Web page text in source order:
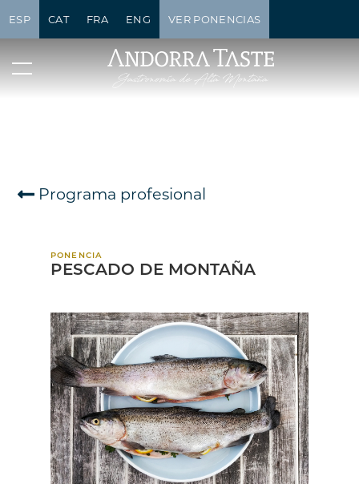
ESP CAT FRA ENG VER PONENCIAS
Programa profesional
PONENCIA
PESCADO DE MONTAÑA